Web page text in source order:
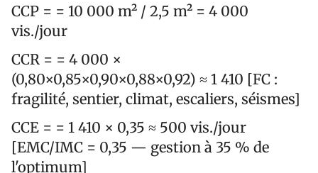
CCP = = 10 000 m² / 2,5 m² = 4 000
vis./jour
CCR = = 4 000 ×
(0,80×0,85×0,90×0,88×0,92) ≈ 1 410 [FC :
fragilité, sentier, climat, escaliers, séismes]
CCE = = 1 410 × 0,35 ≈ 500 vis./jour
[EMC/IMC = 0,35 — gestion à 35 % de
l'optimum]